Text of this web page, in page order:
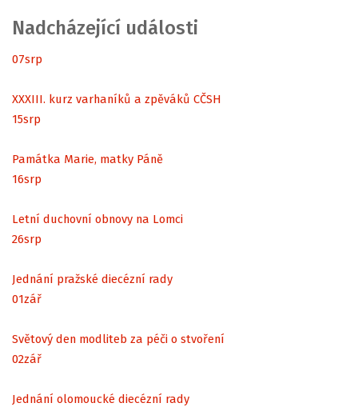
Nadcházející události
07srp
XXXIII. kurz varhaníků a zpěváků CČSH
15srp
Památka Marie, matky Páně
16srp
Letní duchovní obnovy na Lomci
26srp
Jednání pražské diecézní rady
01zář
Světový den modliteb za péči o stvoření
02zář
Jednání olomoucké diecézní rady